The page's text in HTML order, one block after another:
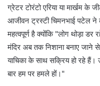
ग्रेटर टोरंटो एरिया या मार्खम
आजीवन ट्रस्टी चिमनभाई पटेल ने
महत्वपूर्ण है क्योंकि "लोग थोड़ा
मंदिर अब तक निशाना बनाए जाने
याचिका के साथ सक्रिय हो रहे हैं।
बार हम पर हमले हों।"